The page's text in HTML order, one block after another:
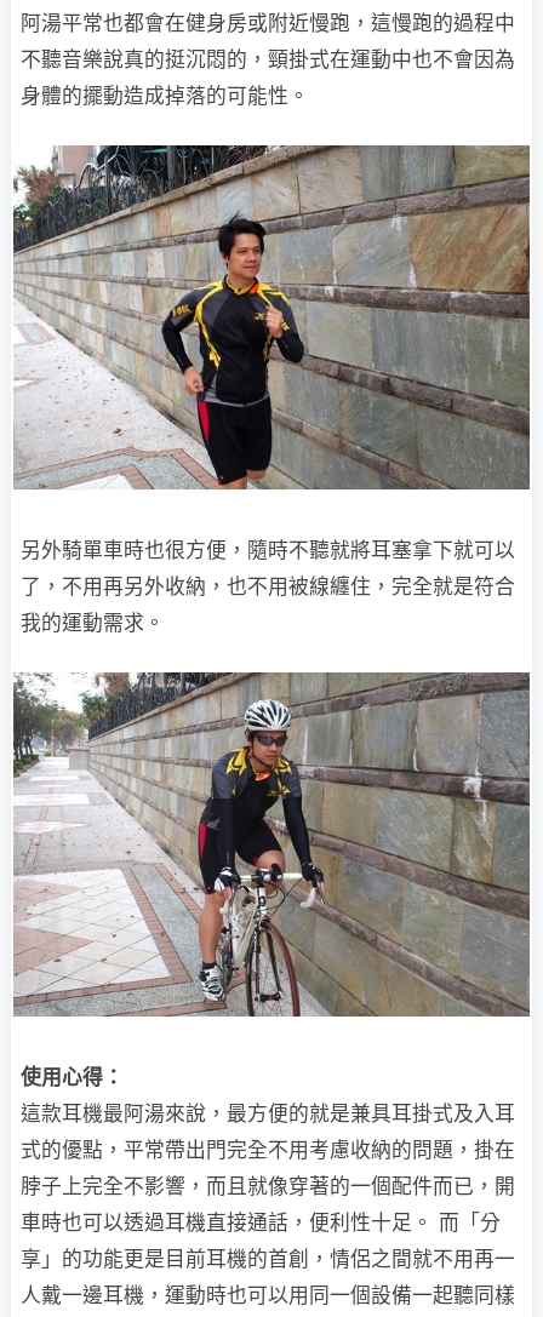
阿湯平常也都會在健身房或附近慢跑，這慢跑的過程中
不聽音樂說真的挺沉悶的，頸掛式在運動中也不會因為
身體的擺動造成掉落的可能性。
另外騎單車時也很方便，隨時不聽就將耳塞拿下就可以
了，不用再另外收納，也不用被線纏住，完全就是符合
我的運動需求。
使用心得：
這款耳機最阿湯來說，最方便的就是兼具耳掛式及入耳
式的優點，平常帶出門完全不用考慮收納的問題，掛在
脖子上完全不影響，而且就像穿著的一個配件而已，開
車時也可以透過耳機直接通話，便利性十足。 而「分
享」的功能更是目前耳機的首創，情侶之間就不用再一
人戴一邊耳機，運動時也可以用同一個設備一起聽同樣